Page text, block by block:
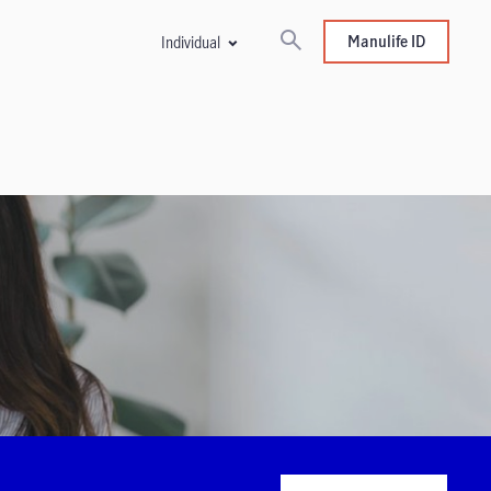
Individual Manulife ID